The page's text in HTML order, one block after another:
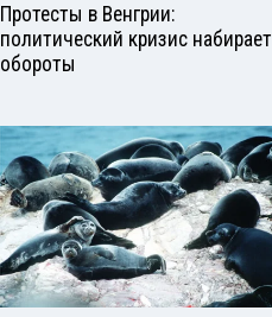
Протесты в Венгрии:
политический кризис набирает
обороты